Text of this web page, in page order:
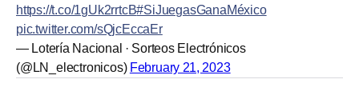
https://t.co/1gUk2rrtcB#SiJuegasGanaMéxico
pic.twitter.com/sQjcEccaEr
— Lotería Nacional · Sorteos Electrónicos
(@LN_electronicos) February 21, 2023